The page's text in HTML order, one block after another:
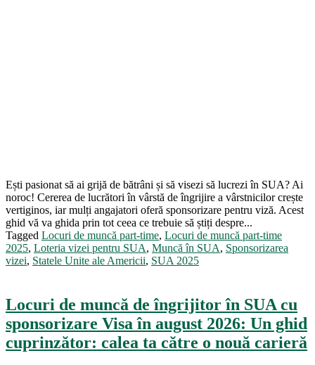
Ești pasionat să ai grijă de bătrâni și să visezi să lucrezi în SUA? Ai
noroc! Cererea de lucrători în vârstă de îngrijire a vârstnicilor crește
vertiginos, iar mulți angajatori oferă sponsorizare pentru viză. Acest
ghid vă va ghida prin tot ceea ce trebuie să știți despre...
Tagged Locuri de muncă part-time, Locuri de muncă part-time
2025, Loteria vizei pentru SUA, Muncă în SUA, Sponsorizarea
vizei, Statele Unite ale Americii, SUA 2025
Locuri de muncă de îngrijitor în SUA cu
sponsorizare Visa în august 2026: Un ghid
cuprinzător: calea ta către o nouă carieră